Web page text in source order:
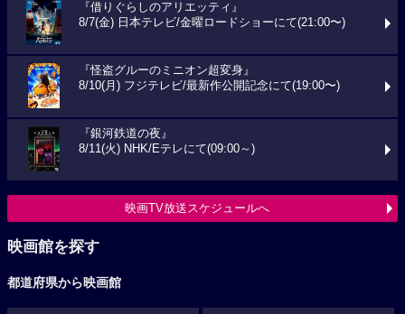
『借りぐらしのアリエッティ』
8/7(金) 日本テレビ/金曜ロードショーにて(21:00〜)
『怪盗グルーのミニオン超変身』
8/10(月) フジテレビ/最新作公開記念にて(19:00〜)
『銀河鉄道の夜』
8/11(火) NHK/Eテレにて(09:00～)
映画TV放送スケジュールへ
映画館を探す
都道府県から映画館